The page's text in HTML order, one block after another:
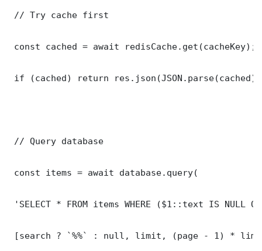
// Try cache first
const cached = await redisCache.get(cacheKey);
if (cached) return
// Query database
const items = await database.query(
'SELECT * FROM items WHERE ($1::text IS NULL
[search ? `%%` : null, limit, (page - 1) *